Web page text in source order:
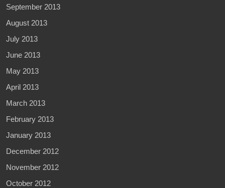
September 2013
August 2013
July 2013
June 2013
May 2013
April 2013
March 2013
February 2013
January 2013
December 2012
November 2012
October 2012